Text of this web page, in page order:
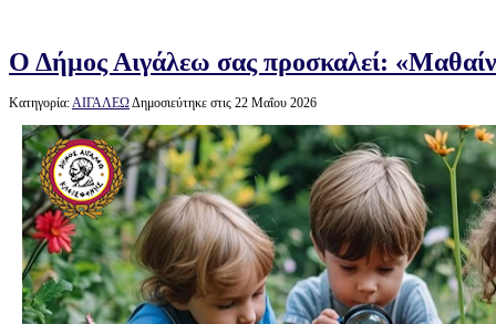
Ο Δήμος Αιγάλεω σας προσκαλεί:
Κατηγορία:ΑΙΓΑΛΕΩΔημοσιεύτηκε στις 22 Μαΐου 2026